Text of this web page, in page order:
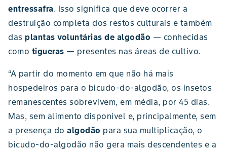
entressafra. Isso significa que deve ocorrer a
destruição completa dos restos culturais e também
das plantas voluntárias de algodão — conhecidas
como tigueras — presentes nas áreas de cultivo.
“A partir do momento em que não há mais
hospedeiros para o bicudo-do-algodão, os insetos
remanescentes sobrevivem, em média, por 45 dias.
Mas, sem alimento disponível e, principalmente, sem
a presença do algodão para sua multiplicação, o
bicudo-do-algodão não gera mais descendentes e a